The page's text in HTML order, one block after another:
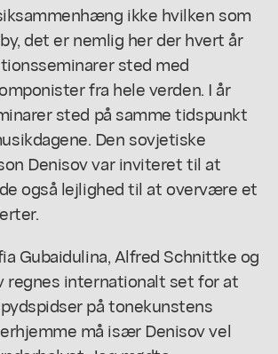
ikke hvilken som
det er nemlig her der hvert år
sted med
fra hele verden. I år
sted på samme tidspunkt
Den sovjetiske
Denisov var inviteret til at
også lejlighed til at overvære et
Gubaidulina, Alfred Schnittke og
regnes internationalt set for at
på tonekunstens
må især Denisov vel